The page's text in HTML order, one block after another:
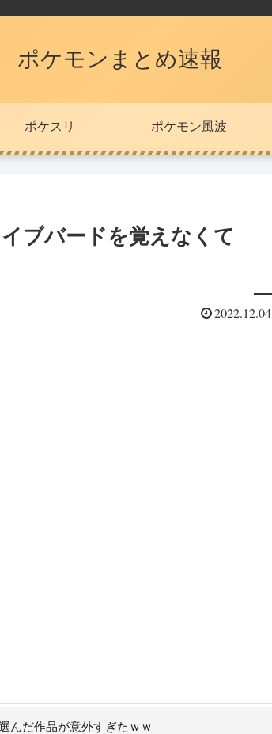
ポケモンまとめ速報
ポケスリ ポケモン風波
ブバードを覚えなくて
2022.12.04
んだ作品が意外すぎたｗｗ